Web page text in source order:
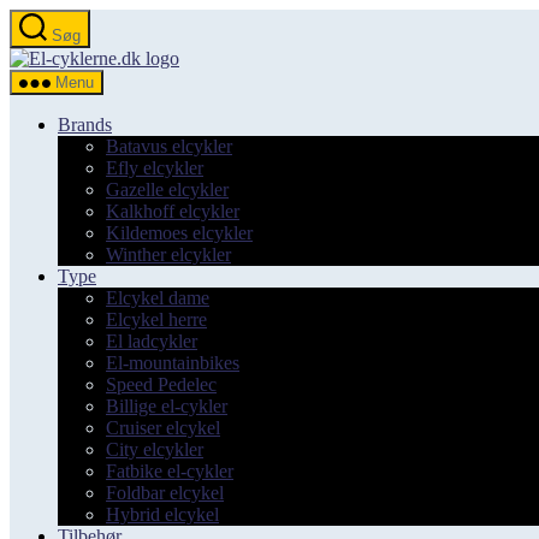
Spring
til
indholdet
Søg
el-
Menu
Brands
Batavus elcykler
Efly elcykler
Gazelle elcykler
Kalkhoff elcykler
Kildemoes elcykler
Winther elcykler
Type
Elcykel dame
Elcykel herre
El ladcykler
El-mountainbikes
Speed Pedelec
Billige el-cykler
Cruiser elcykel
City elcykler
Fatbike el-cykler
Foldbar elcykel
Hybrid elcykel